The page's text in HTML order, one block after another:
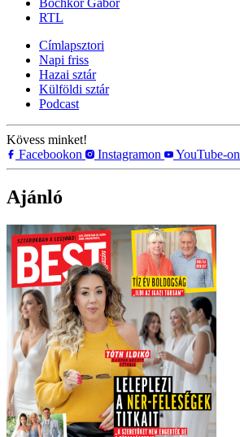
RTL
Címlapsztori
Napi friss
Hazai sztár
Külföldi sztár
Podcast
Kövess minket!
Facebookon
Instagramon YouTube-on
Ajánló